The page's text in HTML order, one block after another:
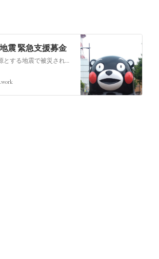
震 緊急支援募金
今回の熊本を震源とする地震で被災された皆さままだまだ余震も続き大変な時間を過ごされていると思います。心よりお見舞い申し上げます